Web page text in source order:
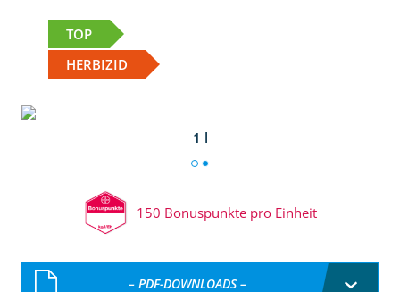
TOP
HERBIZID
1 l
150 Bonuspunkte pro Einheit
– PDF-DOWNLOADS –